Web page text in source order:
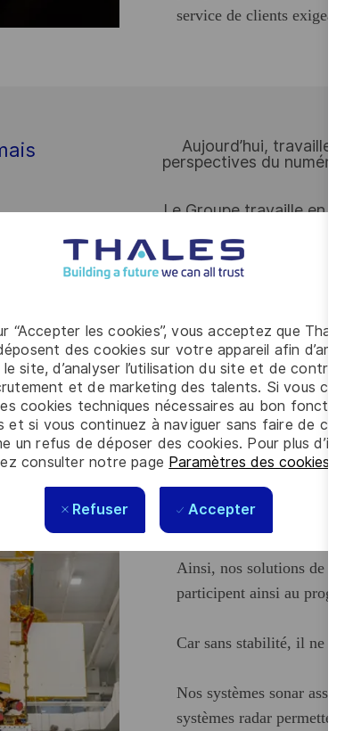
“Accepter les cookies”, vous acceptez que Thales
des cookies sur votre appareil afin
site, d’analyser l’utilisation du site et de
et de marketing des talents. Si vous
cookies techniques nécessaires au bon
et si vous continuez à naviguer sans faire de
un refus de déposer des cookies. Pour plus
consulter notre page Paramètres des cookies
Refuser Accepter
service de clients exigeants.
Aujourd’hui, travailler
perspectives du
Le Groupe travaille en
instituts de recherche
créant ainsi un
Pour un
Thales a besoin de votre
notre monde.
Car nous sommes
Ainsi, nos solutions de
participent ainsi au progrès
Car sans stabilité, il ne
Nos systèmes sonar
systèmes radar permettent